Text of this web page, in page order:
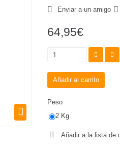
Enviar a un amigo
64,95€
Añadir al carrito
Peso
2 Kg
Añadir a la lista de